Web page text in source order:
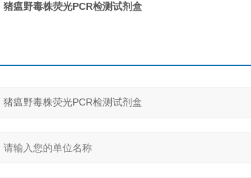
猪瘟野毒株荧光PCR检测试剂盒